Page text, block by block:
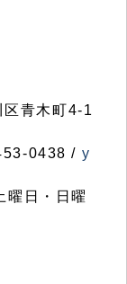
青木町4-1
0438 / y
曜日・日曜